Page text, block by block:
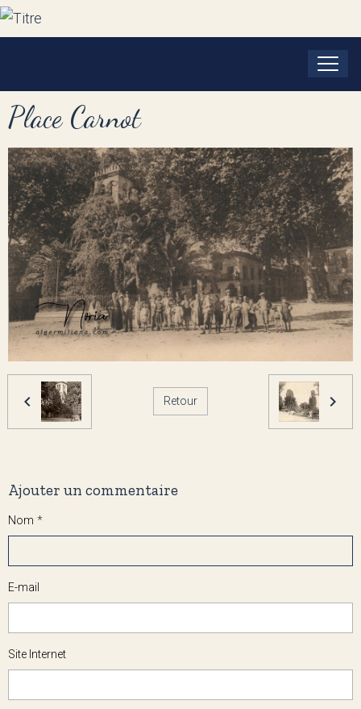
Place Carnot
Retour
Ajouter un commentaire
Nom
E-mail
Site Internet